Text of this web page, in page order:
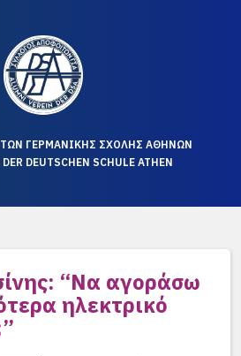
ΓΕΡΜΑΝΙΚΗΣ ΣΧΟΛΗΣ ΑΘΗΝΩΝ
DEUTSCHEN SCHULE ATHEN
“Nα αγοράσω
ηλεκτρικό